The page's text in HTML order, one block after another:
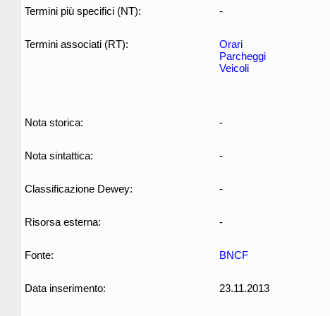
Termini più specifici (NT): -
Termini associati (RT):
Orari
Parcheggi
Veicoli
Nota storica: -
Nota sintattica: -
Classificazione Dewey: -
Risorsa esterna: -
Fonte: BNCF
Data inserimento: 23.11.2013